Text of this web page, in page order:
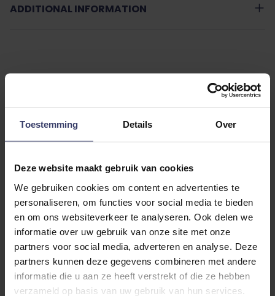
Toestemming Details Over
Deze website maakt gebruik van cookies
We gebruiken cookies om content en advertenties te
personaliseren, om functies voor social media te bieden
en om ons websiteverkeer te analyseren. Ook delen we
informatie over uw gebruik van onze site met onze
partners voor social media, adverteren en analyse. Deze
partners kunnen deze gegevens combineren met andere
informatie die u aan ze heeft verstrekt of die ze hebben
verzameld op basis van uw gebruik van hun services.
ADDITIONAL INFORMATION
Customer Reviews
0 0 reviews
More info
Write a review Share your thoughts
with other customers